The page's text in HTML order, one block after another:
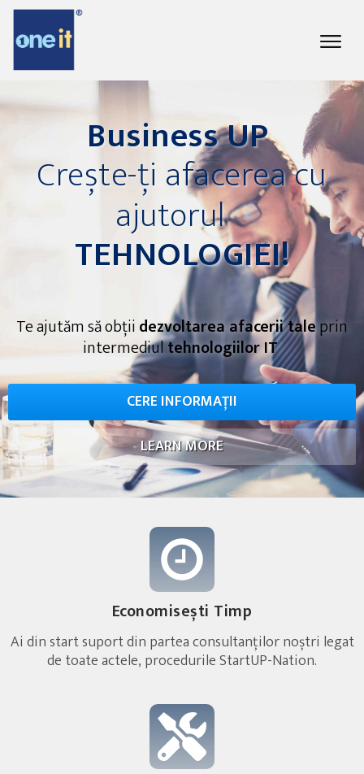
Business UP
Crește-ți afacerea cu
ajutorul
TEHNOLOGIEI!
Te ajutăm să obțiidezvoltarea afacerii taleprin
intermediultehnologiilor IT
CERE INFORMAȚII
LEARN MORE
Economisești Timp
Ai din start suport din partea consultanților noștri legat
de toate actele, procedurile StartUP-Nation.